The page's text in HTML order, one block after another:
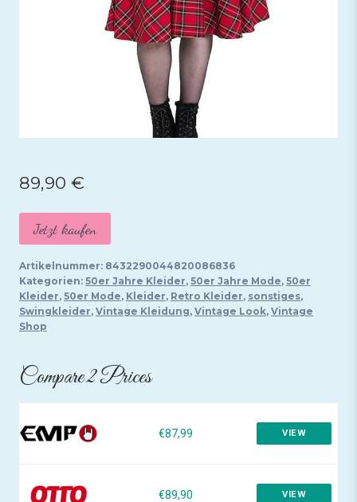
89,90 €
Jetzt kaufen
Artikelnummer: 8432290044820086836
Kategorien: 50er Jahre Kleider, 50er Jahre Mode, 50er
Kleider, 50er Mode, Kleider, Retro Kleider, sonstiges,
Swingkleider, Vintage Kleidung, Vintage Look, Vintage
Shop
Compare 2 Prices
€87,99 VIEW
€89,90 VIEW